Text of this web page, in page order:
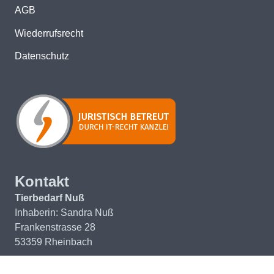
AGB
Wiederrufsrecht
Datenschutz
Kontakt
Tierbedarf Nuß
Inhaberin: Sandra Nuß
Frankenstrasse 28
53359 Rheinbach